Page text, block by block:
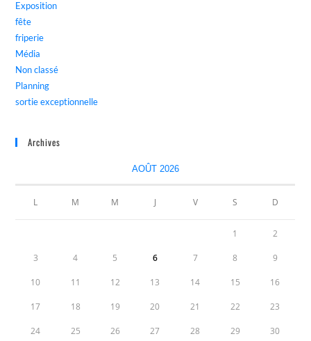
Exposition
fête
friperie
Média
Non classé
Planning
sortie exceptionnelle
Archives
AOÛT 2026
L M M J V S D
1 2
3 4 5 6 7 8 9
10 11 12 13 14 15 16
17 18 19 20 21 22 23
24 25 26 27 28 29 30